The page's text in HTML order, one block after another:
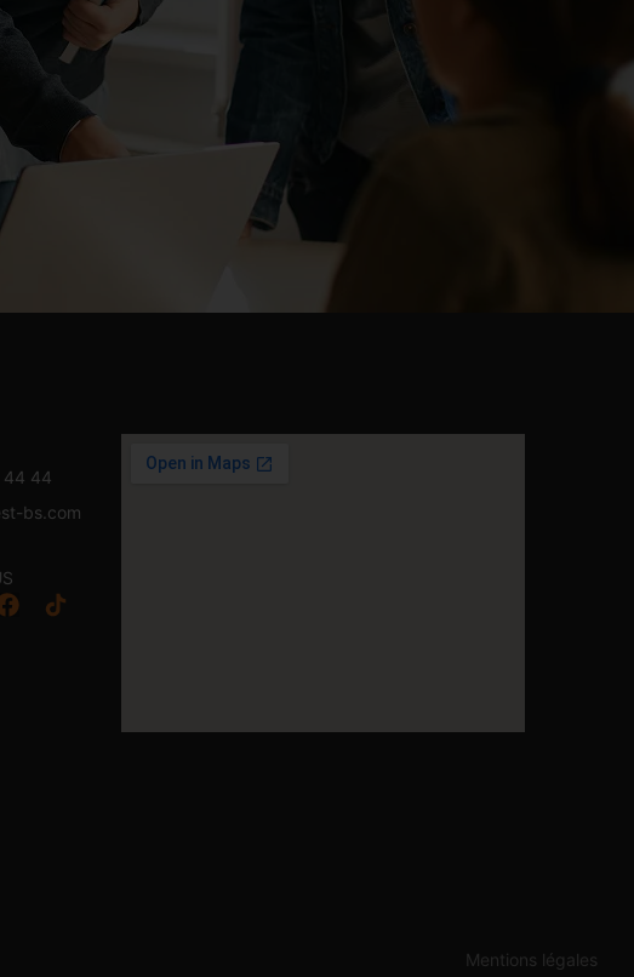
les réglementations. Personnalisez vos préférences pour
44 44
bs.com
Mentions légales